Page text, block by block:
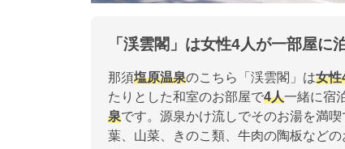
「渓雲閣」は女性4人が一部屋に
那須塩原温泉のこちら「渓雲閣」は女性
たりとした和室のお部屋で4人一緒に宿
泉です。源泉かけ流しでそのお湯を満
葉、山菜、きのこ類、牛肉の陶板など